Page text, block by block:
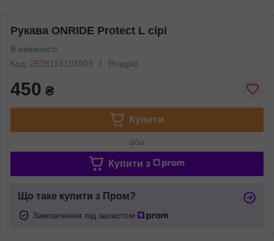
Рукава ONRIDE Protect L сірі
В наявності
Код: 2526116103903
Роздріб
450 ₴
Купити
або
Купити з
Що таке купити з Пром?
Замовлення під захистом